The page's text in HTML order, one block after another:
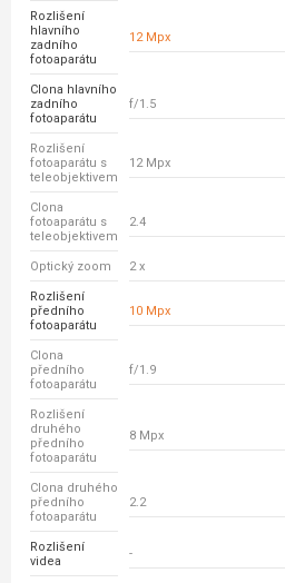
Rozlišení
hlavního
zadního
fotoaparátu
12 Mpx
Clona hlavního
zadního
fotoaparátu
f/1.5
Rozlišení
fotoaparátu s
teleobjektivem
12 Mpx
Clona
fotoaparátu s
teleobjektivem
2.4
Optický zoom 2 x
Rozlišení
předního
fotoaparátu
10 Mpx
Clona
předního
fotoaparátu
f/1.9
Rozlišení
druhého
předního
fotoaparátu
8 Mpx
Clona druhého
předního
fotoaparátu
2.2
Rozlišení
videa
-